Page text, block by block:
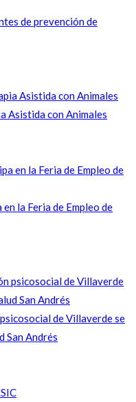
de prevención de
Asistida con Animales
la Feria de Empleo de
de Villaverde se
San Andrés